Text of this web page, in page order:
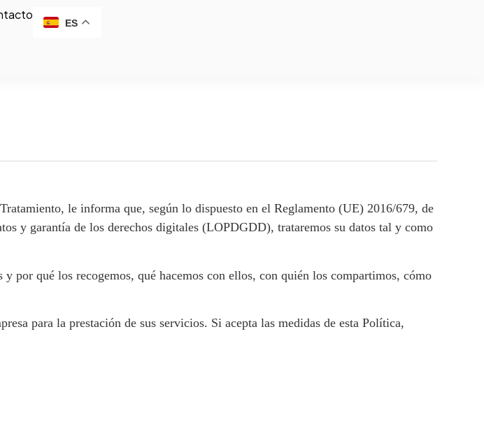
ES
le informa que, según lo dispuesto en el Reglamento (UE) 2016/679, de
y garantía de los derechos digitales (LOPDGDD), trataremos su datos tal y como
por qué los recogemos, qué hacemos con ellos, con quién los compartimos, cómo
para la prestación de sus servicios. Si acepta las medidas de esta Política,